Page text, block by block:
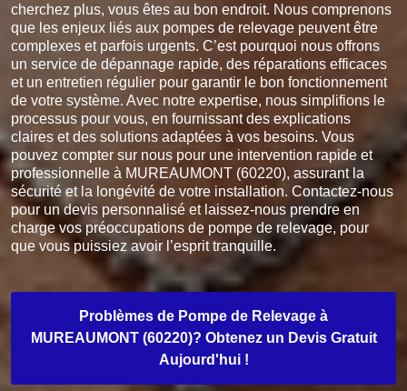
cherchez plus, vous êtes au bon endroit. Nous comprenons
que les enjeux liés aux pompes de relevage peuvent être
complexes et parfois urgents. C’est pourquoi nous offrons
un service de dépannage rapide, des réparations efficaces
et un entretien régulier pour garantir le bon fonctionnement
de votre système. Avec notre expertise, nous simplifions le
processus pour vous, en fournissant des explications
claires et des solutions adaptées à vos besoins. Vous
pouvez compter sur nous pour une intervention rapide et
professionnelle à MUREAUMONT (60220), assurant la
sécurité et la longévité de votre installation. Contactez-nous
pour un devis personnalisé et laissez-nous prendre en
charge vos préoccupations de pompe de relevage, pour
que vous puissiez avoir l’esprit tranquille.
Problèmes de Pompe de Relevage à
MUREAUMONT (60220)? Obtenez un Devis Gratuit
Aujourd'hui !